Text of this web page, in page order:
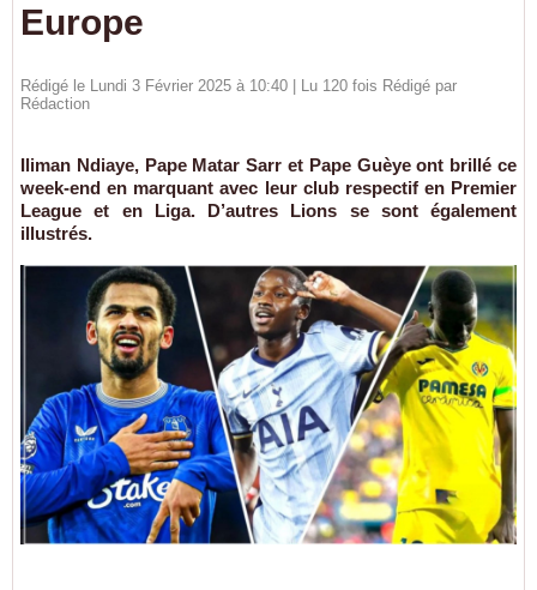
Europe
Rédigé le Lundi 3 Février 2025 à 10:40 | Lu 120 fois Rédigé par
Rédaction
Iliman Ndiaye, Pape Matar Sarr et Pape Guèye ont brillé ce
week-end en marquant avec leur club respectif en Premier
League et en Liga. D’autres Lions se sont également
illustrés.